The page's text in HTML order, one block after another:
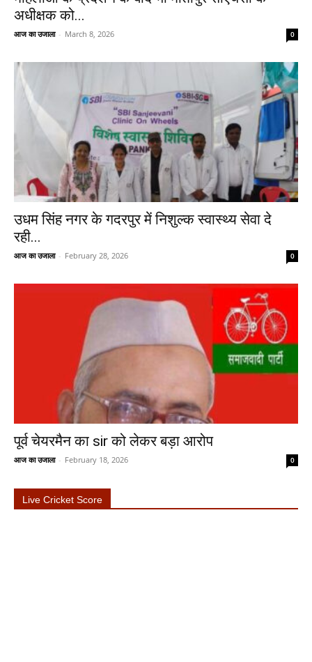
अधीक्षक को...
आज का उजाला - March 8, 2026 0
उधम सिंह नगर के गदरपुर में निशुल्क स्वास्थ्य सेवा दे
रही...
आज का उजाला - February 28, 2026 0
पूर्व चेयरमैन का sir को लेकर बड़ा आरोप
आज का उजाला - February 18, 2026 0
Live Cricket Score